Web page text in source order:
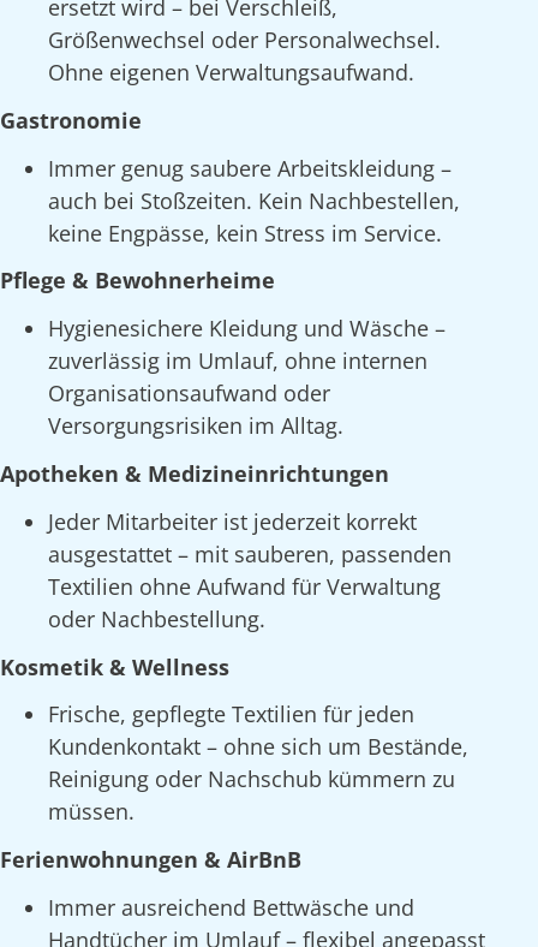
ersetzt wird – bei Verschleiß,
Größenwechsel oder Personalwechsel.
Ohne eigenen Verwaltungsaufwand.
Gastronomie
Immer genug saubere Arbeitskleidung –
auch bei Stoßzeiten. Kein Nachbestellen,
keine Engpässe, kein Stress im Service.
Pflege & Bewohnerheime
Hygienesichere Kleidung und Wäsche –
zuverlässig im Umlauf, ohne internen
Organisationsaufwand oder
Versorgungsrisiken im Alltag.
Apotheken & Medizineinrichtungen
Jeder Mitarbeiter ist jederzeit korrekt
ausgestattet – mit sauberen, passenden
Textilien ohne Aufwand für Verwaltung
oder Nachbestellung.
Kosmetik & Wellness
Frische, gepflegte Textilien für jeden
Kundenkontakt – ohne sich um Bestände,
Reinigung oder Nachschub kümmern zu
müssen.
Ferienwohnungen & AirBnB
Immer ausreichend Bettwäsche und
Handtücher im Umlauf – flexibel angepasst